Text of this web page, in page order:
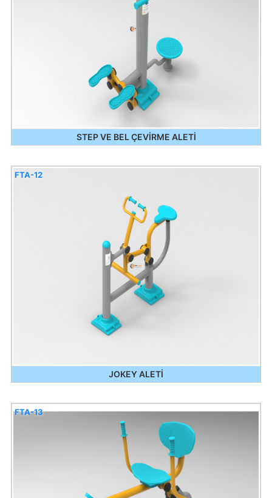
STEP VE BEL ÇEVİRME ALETİ
JOKEY ALETİ
FTA-12
FTA-13